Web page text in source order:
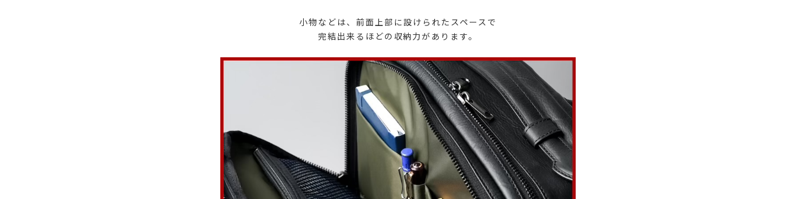
小物などは、前面上部に設けられたスペースで
完結出来るほどの収納力があります。